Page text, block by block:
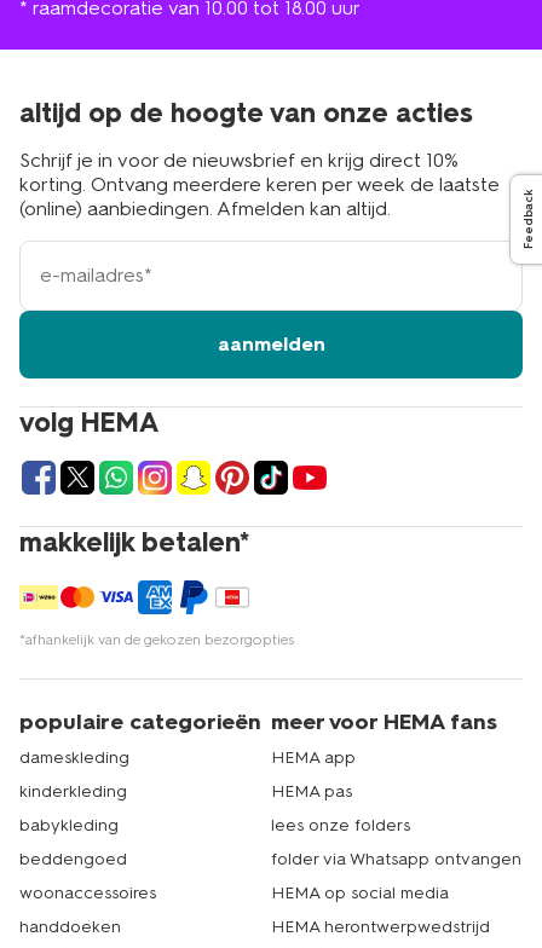
* raamdecoratie van 10.00 tot 18.00 uur
volg HEMA
makkelijk betalen*
*afhankelijk van de gekozen bezorgopties
altijd op de hoogte van onze acties
Schrijf je in voor de nieuwsbrief en krijg direct 10%
korting. Ontvang meerdere keren per week de laatste
(online) aanbiedingen. Afmelden kan altijd.
e-
mailadres
aanmelden
populaire categorieën
dameskleding
kinderkleding
babykleding
beddengoed
woonaccessoires
handdoeken
meer voor HEMA fans
HEMA app
HEMA pas
lees onze folders
folder via Whatsapp ontvangen
HEMA op social media
HEMA herontwerpwedstrijd
Feedback